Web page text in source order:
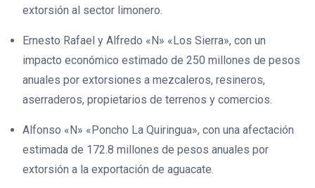
extorsión al sector limonero.
Ernesto Rafael y Alfredo «N» «Los Sierra», con un
impacto económico estimado de 250 millones de pesos
anuales por extorsiones a mezcaleros, resineros,
aserraderos, propietarios de terrenos y comercios.
Alfonso «N» «Poncho La Quiringua», con una afectación
estimada de 172.8 millones de pesos anuales por
extorsión a la exportación de aguacate.